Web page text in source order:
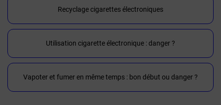
Recyclage cigarettes électroniques
Utilisation cigarette électronique : danger ?
Vapoter et fumer en même temps : bon début ou danger ?